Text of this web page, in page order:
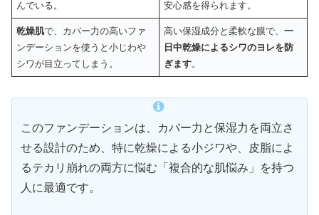
んでいる。
安心感を得られます。
乾燥肌で、カバー力の高いファ
ンデーションを使うと小じわや
シワが目立ってしまう。
高い保湿成分と柔軟な膜で、一
日中乾燥によるシワのヨレを防
ぎます。
このファンデーションは、カバー力と保湿力を両立さ
せる設計のため、特に乾燥による小ジワや、皮脂によ
るテカリ崩れの両方に悩む「複合的な肌悩み」を持つ
人に最適です。